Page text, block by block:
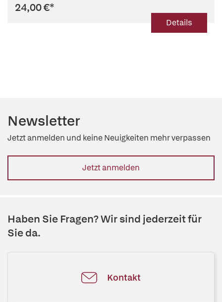
24,00 €*
Details
Newsletter
Jetzt anmelden und keine Neuigkeiten mehr verpassen
Jetzt anmelden
Haben Sie Fragen? Wir sind jederzeit für
Sie da.
Kontakt